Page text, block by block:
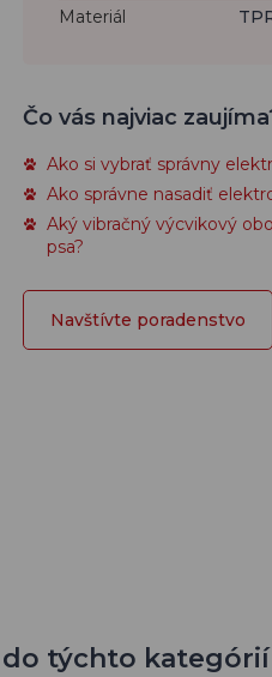
Materiál
Čo vás najviac
Ako si vybrať správny
Ako správne nasadiť
Aký vibračný výcvikový
psa?
Navštívte poradenstvo
do týchto kategórií